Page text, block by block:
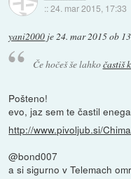
::24. mar 2015, 17:33
yani2000 je24. mar 2015 ob
Če hočeš še lahkočastiš
Pošteno!
evo, jaz sem te častil
http://www.pivoljub.si/
@bond007
a si sigurno v Telemach